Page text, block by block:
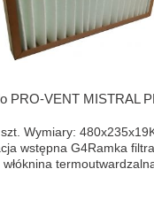
PRO-VENT MISTRAL
Wymiary:
wstępna G4Ramka
włóknina